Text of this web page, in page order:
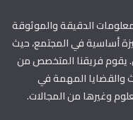
الدقيقة والموثوقة
أساسية في المجتمع، حيث
يقوم فريقنا المتخصص من
والقضايا المهمة في
وغيرها من المجالات.